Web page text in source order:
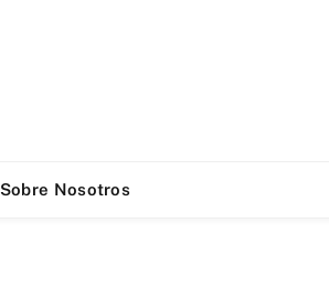
Sobre Nosotros